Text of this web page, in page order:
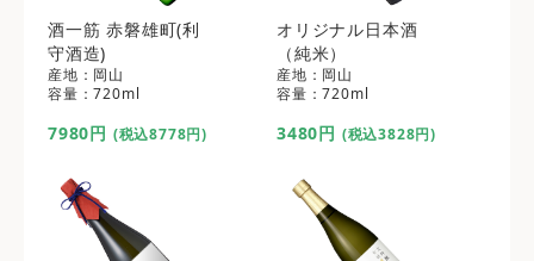
酒一筋 赤磐雄町(利
守酒造)
産地：岡山
容量：720ml
7980円 (税込8778円)
オリジナル日本酒
（純米）
産地：岡山
容量：720ml
3480円 (税込3828円)